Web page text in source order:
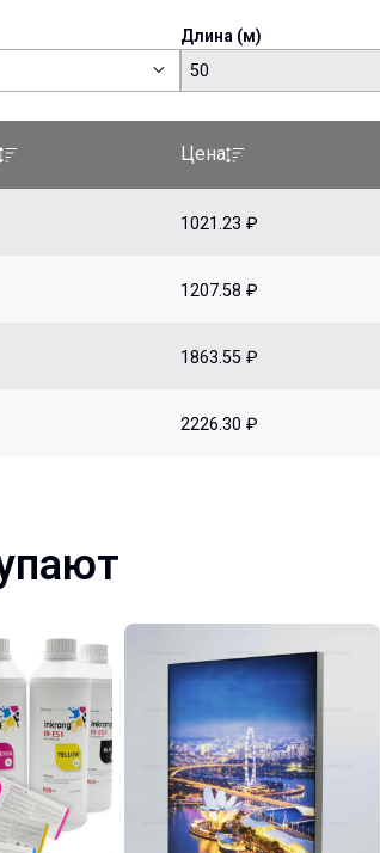
Длина (м)
50
Цена
1021.23 ₽
1207.58 ₽
1863.55 ₽
2226.30 ₽